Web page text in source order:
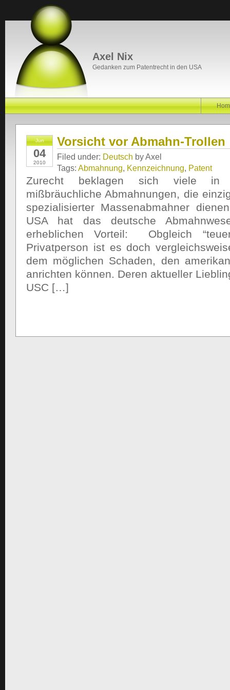
Axel Nix
Gedanken zum Patentrecht in den USA
Jun
04
2010
Vorsicht vor Abmahn-Trollen
Filed under: Deutsch by Axel
Tags: Abmahnung, Kennzeichnung, Patent
Zurecht beklagen sich viele in
mißbräuchliche Abmahnungen, die
spezialisierter Massenabmahner
USA hat das deutsche
erheblichen Vorteil: Obgleich
Privatperson ist es doch
dem möglichen Schaden, den
anrichten können. Deren aktueller
USC […]